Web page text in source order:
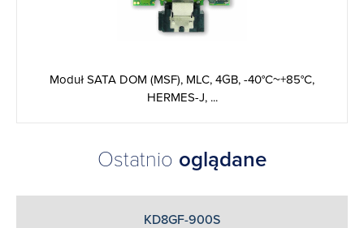
Moduł SATA DOM (MSF), MLC, 4GB, -40°C~+85°C,
HERMES-J, ...
Ostatnio oglądane
KD8GF-900S